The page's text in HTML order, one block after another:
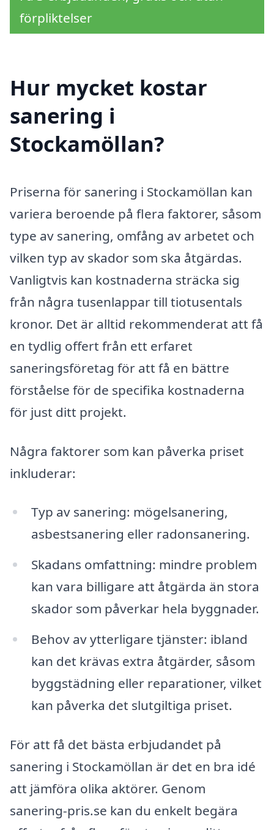
förpliktelser
Hur mycket kostar
sanering i
Stockamöllan?
Priserna för sanering i Stockamöllan kan
variera beroende på flera faktorer, såsom
type av sanering, omfång av arbetet och
vilken typ av skador som ska åtgärdas.
Vanligtvis kan kostnaderna sträcka sig
från några tusenlappar till tiotusentals
kronor. Det är alltid rekommenderat att få
en tydlig offert från ett erfaret
saneringsföretag för att få en bättre
förståelse för de specifika kostnaderna
för just ditt projekt.
Några faktorer som kan påverka priset
inkluderar:
Typ av sanering: mögelsanering,
asbestsanering eller radonsanering.
Skadans omfattning: mindre problem
kan vara billigare att åtgärda än stora
skador som påverkar hela byggnader.
Behov av ytterligare tjänster: ibland
kan det krävas extra åtgärder, såsom
byggstädning eller reparationer, vilket
kan påverka det slutgiltiga priset.
För att få det bästa erbjudandet på
sanering i Stockamöllan är det en bra idé
att jämföra olika aktörer. Genom
sanering-pris.se kan du enkelt begära